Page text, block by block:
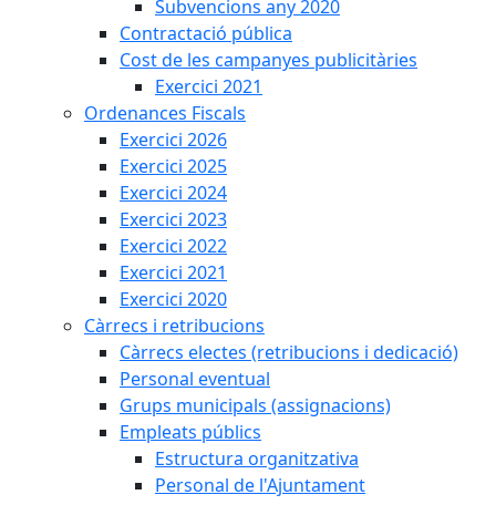
Subvencions any 2020
Contractació pública
Cost de les campanyes publicitàries
Exercici 2021
Ordenances Fiscals
Exercici 2026
Exercici 2025
Exercici 2024
Exercici 2023
Exercici 2022
Exercici 2021
Exercici 2020
Càrrecs i retribucions
Càrrecs electes (retribucions i dedicació)
Personal eventual
Grups municipals (assignacions)
Empleats públics
Estructura organitzativa
Personal de l'Ajuntament